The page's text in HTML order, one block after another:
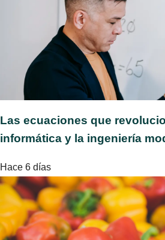
Las ecuaciones que
informática y la ingeniería
Hace 6 días